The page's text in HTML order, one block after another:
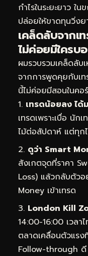
กำไรในระยะยาว
ปล่อยให้ขาดทุนวิ่ง
เคล็ดลับจากเ
ไม่ค่อยมีใครบ
ผมรวบรวมเคล็ดลับ
จากการพูดคุยกับเท
นี้ไม่ค่อยมีสอนในคอ
เทรดน้อยลง ได้
เทรดเพราะเบื่อ นัก
ไม้ต่อสัปดาห์ แต่ทุ
ดูว่า Smart
สังเกตจุดที่ราคา
Loss) แล้วกลับตัว
Money เข้าเทรด
London Kill
14:00-16:00 เวล
ตลาดเคลื่อนตัวแร
Follow-through ดี